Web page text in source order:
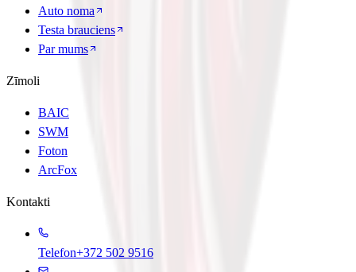
Auto noma
Testa brauciens
Par mums
Zīmoli
BAIC
SWM
Foton
ArcFox
Kontakti
Telefon+372 502 9516